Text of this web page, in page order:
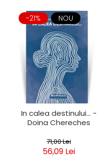
-21% NOU
In calea destinului... -
Doina Chereches
71,00 Lei
56,09 Lei